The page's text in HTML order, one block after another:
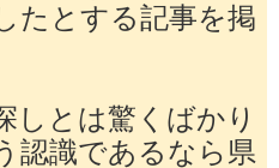
たとする記事を掲
しとは驚くばかり
認識であるなら県